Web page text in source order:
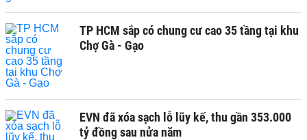
TP HCM sắp có chung cư cao 35 tầng tại khu
Chợ Gà - Gạo
EVN đã xóa sạch lỗ lũy kế, thu gần 353.000
tỷ đồng sau nửa năm